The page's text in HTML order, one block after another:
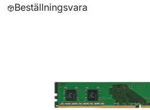
Beställningsvara